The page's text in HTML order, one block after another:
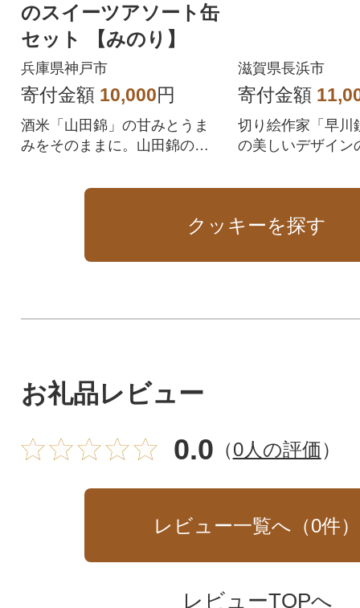
のスイーツアソート缶
セット 【みのり】
兵庫県神戸市
寄付金額 10,000円
酒米「山田錦」の甘みとうま
みをそのままに。山田錦の米
滋賀県長浜市
寄付金額
切り絵作家「早川
の美しいデザイン
クッキーを探す
お礼品レビュー
0.0 （0人の評価）
レビュー一覧へ（0件）
レビューTOPへ